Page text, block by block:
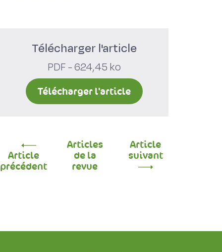
Télécharger l'article
PDF - 624,45 ko
Télécharger l'article
Article
précédent
Articles
de la
revue
Article
suivant